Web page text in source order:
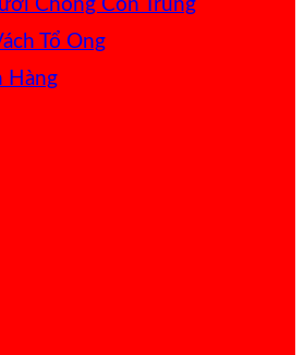
Chống Côn Trùng
Tổ Ong
Hàng